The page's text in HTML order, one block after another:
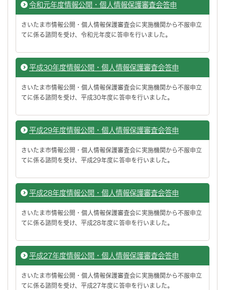
令和元年度情報公開・個人情報保護審査会答申
さいたま市情報公開・個人情報保護審査会に実施機関から不服申立
てに係る諮問を受け、令和元年度に答申を行いました。
平成30年度情報公開・個人情報保護審査会答申
さいたま市情報公開・個人情報保護審査会に実施機関から不服申立
てに係る諮問を受け、平成30年度に答申を行いました。
平成29年度情報公開・個人情報保護審査会答申
さいたま市情報公開・個人情報保護審査会に実施機関から不服申立
てに係る諮問を受け、平成29年度に答申を行いました。
平成28年度情報公開・個人情報保護審査会答申
さいたま市情報公開・個人情報保護審査会に実施機関から不服申立
てに係る諮問を受け、平成28年度に答申を行いました。
平成27年度情報公開・個人情報保護審査会答申
さいたま市情報公開・個人情報保護審査会に実施機関から不服申立
てに係る諮問を受け、平成27年度に答申を行いました。